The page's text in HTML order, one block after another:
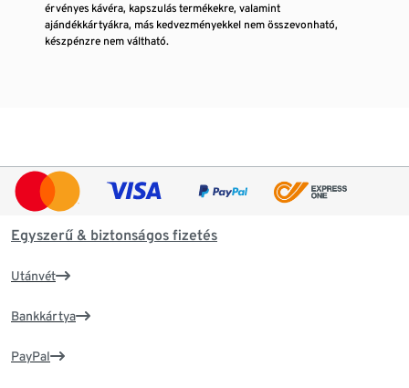
érvényes kávéra, kapszulás termékekre, valamint
ajándékkártyákra, más kedvezményekkel nem összevonható,
készpénzre nem váltható.
Egyszerű & biztonságos fizetés
Utánvét
Bankkártya
PayPal